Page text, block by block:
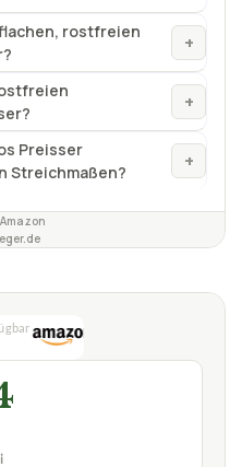
rostfreien
+
+
Preisser
Streichmaßen?
+
Amazon